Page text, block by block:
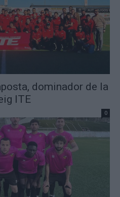
dominador de la
ITE
0